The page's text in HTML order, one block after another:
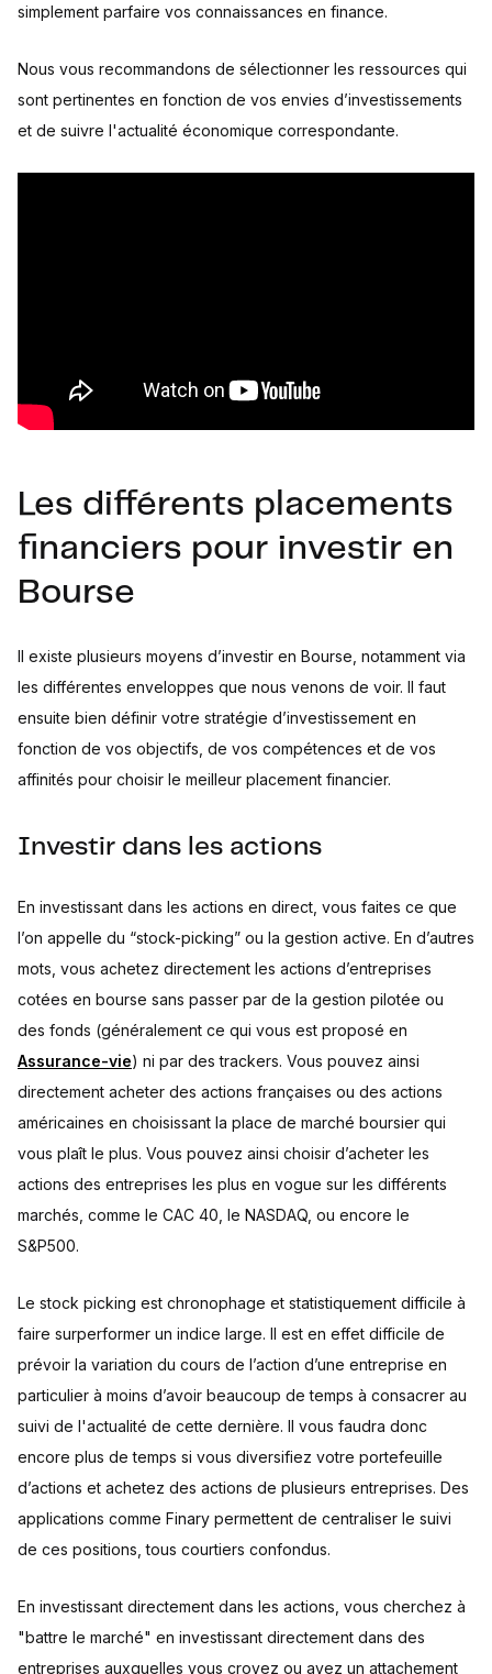
simplement parfaire vos connaissances en finance.
Nous vous recommandons de sélectionner les ressources qui
sont pertinentes en fonction de vos envies d’investissements
et de suivre l'actualité économique correspondante.
Les différents placements
financiers pour investir en
Bourse
Il existe plusieurs moyens d’investir en Bourse, notamment via
les différentes enveloppes que nous venons de voir. Il faut
ensuite bien définir votre stratégie d’investissement en
fonction de vos objectifs, de vos compétences et de vos
affinités pour choisir le meilleur placement financier.
Investir dans les actions
En investissant dans les actions en direct, vous faites ce que
l’on appelle du “stock-picking” ou la gestion active. En d’autres
mots, vous achetez directement les actions d’entreprises
cotées en bourse sans passer par de la gestion pilotée ou
des fonds (généralement ce qui vous est proposé en
Assurance-vie) ni par des trackers. Vous pouvez ainsi
directement acheter des actions françaises ou des actions
américaines en choisissant la place de marché boursier qui
vous plaît le plus. Vous pouvez ainsi choisir d’acheter les
actions des entreprises les plus en vogue sur les différents
marchés, comme le CAC 40, le NASDAQ, ou encore le
S&P500.
Le stock picking est chronophage et statistiquement difficile à
faire surperformer un indice large. Il est en effet difficile de
prévoir la variation du cours de l’action d’une entreprise en
particulier à moins d’avoir beaucoup de temps à consacrer au
suivi de l'actualité de cette dernière. Il vous faudra donc
encore plus de temps si vous diversifiez votre portefeuille
d’actions et achetez des actions de plusieurs entreprises. Des
applications comme Finary permettent de centraliser le suivi
de ces positions, tous courtiers confondus.
En investissant directement dans les actions, vous cherchez à
"battre le marché" en investissant directement dans des
entreprises auxquelles vous croyez ou avez un attachement